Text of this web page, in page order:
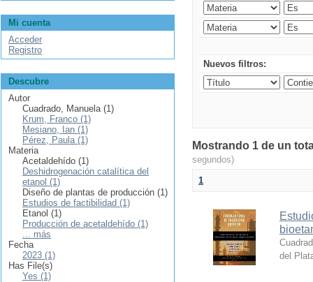
Nuevos filtros:
Mostrando 1 de un
segundos)
1
del
Mi cuenta
Acceder
Registro
Descubre
Autor
Cuadrado, Manuela (1)
Krum, Franco (1)
Mesiano, Ian (1)
Pérez, Paula (1)
Materia
Acetaldehído (1)
Deshidrogenación catalítica del
etanol (1)
Diseño de plantas de producción (1)
Estudios de factibilidad (1)
Etanol (1)
Producción de acetaldehído (1)
... más
Fecha
2023 (1)
Has File(s)
Yes (1)